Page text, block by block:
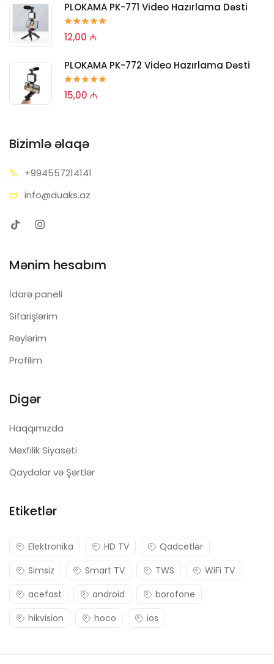
PLOKAMA PK-771 Video Hazırlama Dəsti
12,00 ₼
PLOKAMA PK-772 Video Hazırlama Dəsti
15,00 ₼
Bizimlə əlaqə
+994557214141
info@duaks.az
Mənim hesabım
İdarə paneli
Sifarişlərim
Rəylərim
Profilim
Digər
Haqqımızda
Məxfilik Siyasəti
Qaydalar və Şərtlər
Etiketlər
Elektronika HD TV
Qadcetlər
Simsiz
Smart TV TWS
WiFi TV
acefast
android
borofone
hikvision
hoco ios